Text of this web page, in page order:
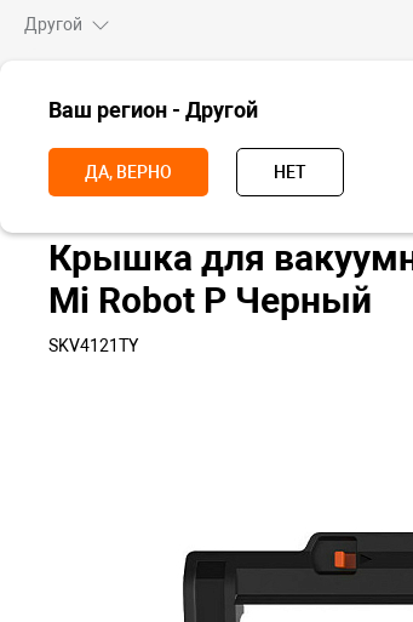
Другой
Ваш регион - Другой
ДА, ВЕРНО НЕТ
Главная Аксессуары Комплектующие для
Крышка для
Mi Robot P Черный
SKV4121TY